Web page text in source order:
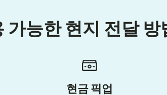
능한 현지 전달 방
현금 픽업